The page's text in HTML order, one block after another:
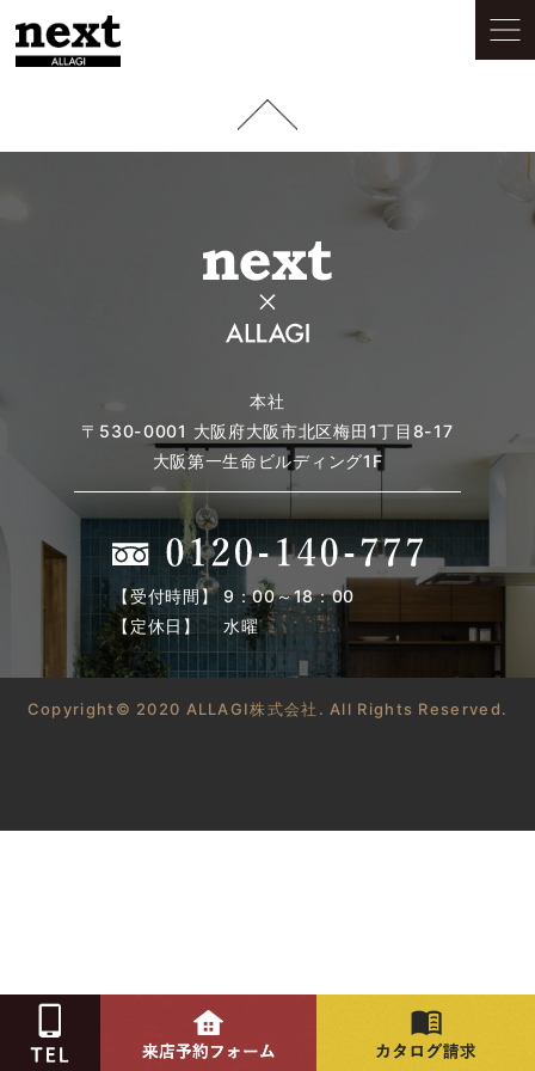
本社
〒530-0001 大阪府大阪市北区梅田1丁目8-17
大阪第一生命ビルディング1F
【受付時間】 9：00～18：00
【定休日】 水曜
Copyright© 2020 ALLAGI株式会社. All Rights Reserved.